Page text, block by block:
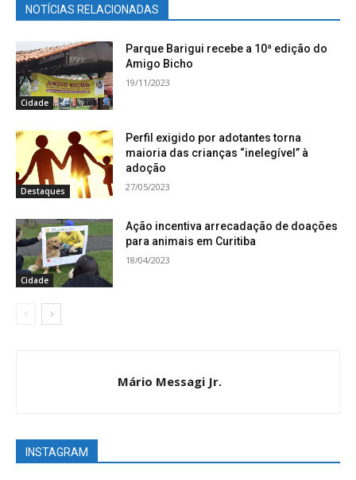
NOTÍCIAS RELACIONADAS
Cidade
Parque Barigui recebe a 10ª edição do
Amigo Bicho
19/11/2023
Destaques
Perfil exigido por adotantes torna
maioria das crianças “inelegível” à
adoção
27/05/2023
Cidade
Ação incentiva arrecadação de doações
para animais em Curitiba
18/04/2023
Mário Messagi Jr.
INSTAGRAM